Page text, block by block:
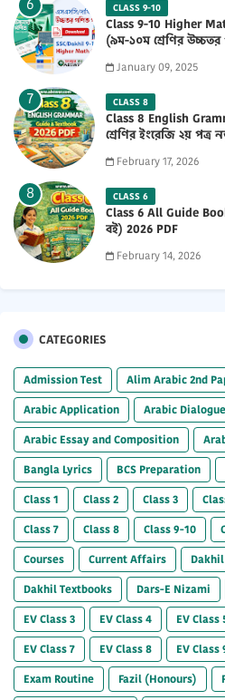
CLASS 9-10
Class 9-10 Higher
(৯ম-১০ম শ্রেণির
January 09, 2025
CLASS 8
Class 8 English
শ্রেণির ইংরেজি ২য়
February 17, 2026
CLASS 6
Class 6 All Guide
বই) 2026 PDF
February 14, 2026
CATEGORIES
Admission Test Alim Arabic 2nd
Arabic Application
Arabic Dialogue
Arabic Essay and Composition
Bangla Lyrics
BCS Preparation
Class 1
Class 2 Class 3
Class 7
Class 8 Class 9-10
Courses
Current Affairs
Dakhil Textbooks
Dars-E Nizami
EV Class 3
EV Class 4 EV Class
EV Class 7
EV Class 8 EV Class
Exam Routine
Fazil (Honours)